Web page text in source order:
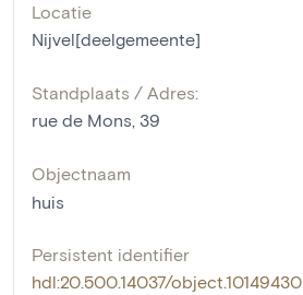
Locatie
Nijvel[deelgemeente]
Standplaats / Adres:
rue de Mons, 39
Objectnaam
huis
Persistent identifier
hdl:20.500.14037/object.10149430